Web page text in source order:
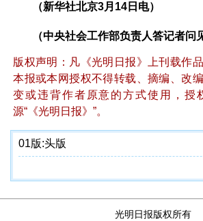
（新华社北京3月14日电）
（中央社会工作部负责人答记者问见
版权声明：凡《光明日报》上刊载作
本报或本网授权不得转载、摘编、改
变或违背作者原意的方式使用，授
源“《光明日报》”。
01版:头版
光明日报版权所有